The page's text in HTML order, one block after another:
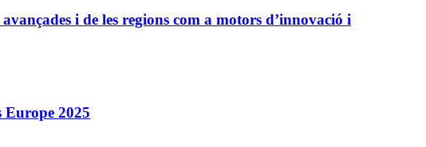
i de les regions com a motors d’innovació i
Europe 2025